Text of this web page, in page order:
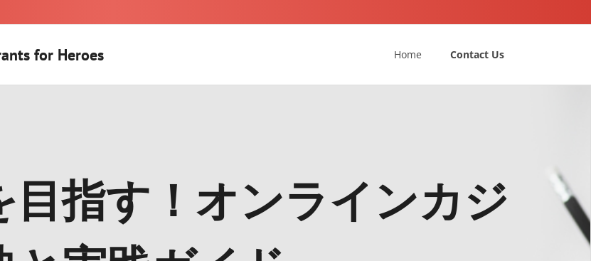
for Heroes Home Contact Us
目指す！オンラインカジ